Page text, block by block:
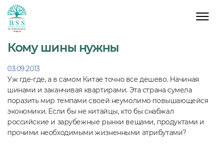
Кому шины нужны
03.09.2013
Уж где-где, а в самом Китае точно все дешево. Начиная
шинами и заканчивая квартирами. Эта страна сумела
поразить мир темпами своей неумолимо повышающейся
экономики. Если бы не китайцы, кто бы снабжал
российские и зарубежные рынки вещами, продуктами и
прочими необходимыми жизненными атрибутами?